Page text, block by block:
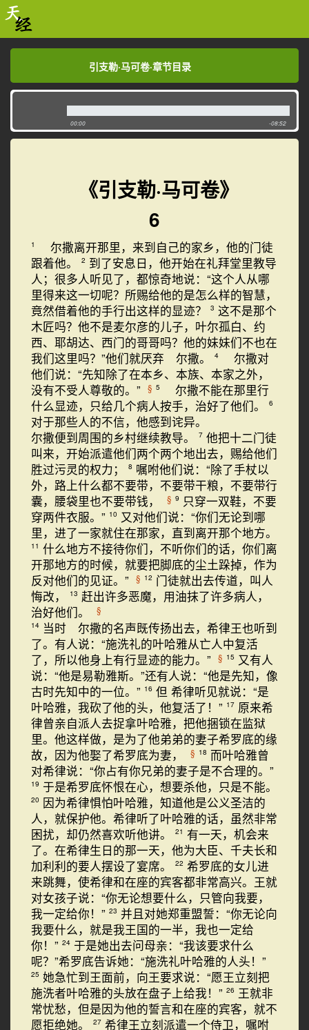
引支勒·马可卷·章节目录
引支勒·马可卷·章节目录
00:00 -08:52
《引支勒·马可卷》
6
1
尔撒离开那里，来到自己的家乡，他的门徒
跟着他。
2 到了安息日，他开始在礼拜堂里教导
人；很多人听见了，都惊奇地说：“这个人从哪
里得来这一切呢？所赐给他的是怎么样的智慧，
竟然借着他的手行出这样的显迹？
3 这不是那个
木匠吗？他不是麦尔彦的儿子，叶尔孤白、约
西、耶胡达、西门的哥哥吗？他的妹妹们不也在
我们这里吗？”他们就厌弃 尔撒。
4
尔撒对
他们说：“先知除了在本乡、本族、本家之外，
没有不受人尊敬的。”
§ 5
尔撒不能在那里行
什么显迹，只给几个病人按手，治好了他们。
6
对于那些人的不信，他感到诧异。
尔撒便到周围的乡村继续教导。
7 他把十二门徒
叫来，开始派遣他们两个两个地出去，赐给他们
胜过污灵的权力；
8 嘱咐他们说：“除了手杖以
外，路上什么都不要带，不要带干粮，不要带行
囊，腰袋里也不要带钱，
§ 9 只穿一双鞋，不要
穿两件衣服。” 10 又对他们说：“你们无论到哪
里，进了一家就住在那家，直到离开那个地方。
11 什么地方不接待你们，不听你们的话，你们离
开那地方的时候，就要把脚底的尘土跺掉，作为
反对他们的见证。”
§ 12 门徒就出去传道，叫人
悔改，
13 赶出许多恶魔，用油抹了许多病人，
治好他们。
§
14 当时 尔撒的名声既传扬出去，希律王也听到
了。有人说：“施洗礼的叶哈雅从亡人中复活
了，所以他身上有行显迹的能力。”
§ 15 又有人
说：“他是易勒雅斯。”还有人说：“他是先知，像
古时先知中的一位。” 16 但 希律听见就说：“是
叶哈雅，我砍了他的头，他复活了！” 17 原来希
律曾亲自派人去捉拿叶哈雅，把他捆锁在监狱
里。他这样做，是为了他弟弟的妻子希罗底的缘
故，因为他娶了希罗底为妻，
§ 18 而叶哈雅曾
对希律说：“你占有你兄弟的妻子是不合理的。”
19 于是希罗底怀恨在心，想要杀他，只是不能。
20 因为希律惧怕叶哈雅，知道他是公义圣洁的
人，就保护他。希律听了叶哈雅的话，虽然非常
困扰，却仍然喜欢听他讲。
21 有一天，机会来
了。在希律生日的那一天，他为大臣、千夫长和
加利利的要人摆设了宴席。
22 希罗底的女儿进
来跳舞，使希律和在座的宾客都非常高兴。王就
对女孩子说：“你无论想要什么，只管向我要，
我一定给你！” 23 并且对她郑重盟誓：“你无论向
我要什么，就是我王国的一半，我也一定给
你！” 24 于是她出去问母亲：“我该要求什么
呢？”希罗底告诉她：“施洗礼叶哈雅的人头！”
25 她急忙到王面前，向王要求说：“愿王立刻把
施洗者叶哈雅的头放在盘子上给我！” 26 王就非
常忧愁，但是因为他的誓言和在座的宾客，就不
愿拒绝她。
27 希律王立刻派遣一个侍卫，嘱咐